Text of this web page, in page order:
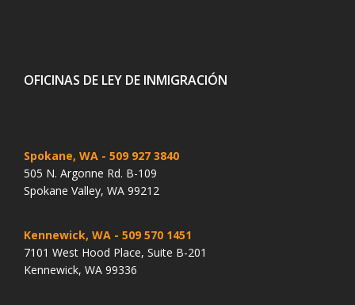
OFICINAS DE LEY DE INMIGRACIÓN
Spokane, WA - 509 927 3840
505 N. Argonne Rd. B-109
Spokane Valley, WA 99212
Kennewick, WA - 509 570 1451
7101 West Hood Place, Suite B-201
Kennewick, WA 99336